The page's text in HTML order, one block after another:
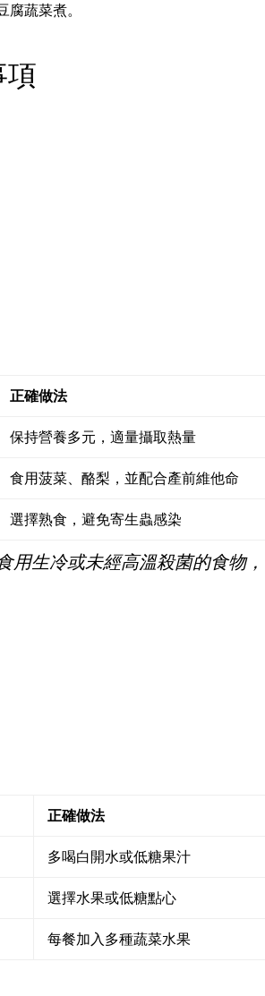
蔬菜煮。
項
正確做法
保持營養多元，適量攝取熱量
食用菠菜、酪梨，並配合產前維他命
選擇熟食，避免寄生蟲感染
生冷或未經高溫殺菌的食物，
正確做法
多喝白開水或低糖果汁
選擇水果或低糖點心
每餐加入多種蔬菜水果